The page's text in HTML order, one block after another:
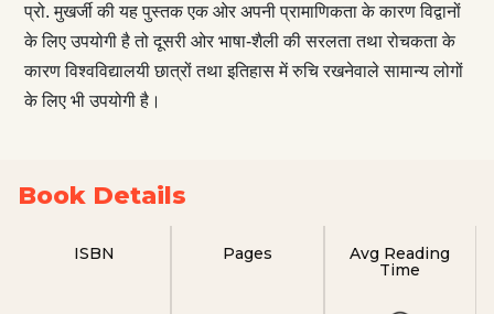
प्रो. मुखर्जी की यह पुस्तक एक ओर अपनी प्रामाणिकता के कारण विद्वानों
के लिए उपयोगी है तो दूसरी ओर भाषा-शैली की सरलता तथा रोचकता के
कारण विश्वविद्यालयी छात्रों तथा इतिहास में रुचि रखनेवाले सामान्य लोगों
के लिए भी उपयोगी है।
Book Details
ISBN Pages
Avg Reading
Time